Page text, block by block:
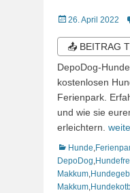
Veröffentlicht
26. April 2022
📤 BEITRAG
DepoDog-
kostenlosen
Ferienpark.
und wie sie
erleichtern.
Kategorien
Hunde
DepoDog
Makkum
Makkum